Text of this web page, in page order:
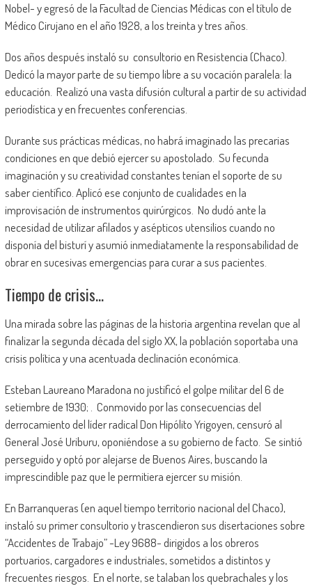
Nobel- y egresó de la Facultad de Ciencias Médicas con el título de
Médico Cirujano en el año 1928, a los treinta y tres años.
Dos años después instaló su consultorio en Resistencia (Chaco).
Dedicó la mayor parte de su tiempo libre a su vocación paralela: la
educación. Realizó una vasta difusión cultural a partir de su actividad
periodística y en frecuentes conferencias.
Durante sus prácticas médicas, no habrá imaginado las precarias
condiciones en que debió ejercer su apostolado. Su fecunda
imaginación y su creatividad constantes tenían el soporte de su
saber científico. Aplicó ese conjunto de cualidades en la
improvisación de instrumentos quirúrgicos. No dudó ante la
necesidad de utilizar afilados y asépticos utensilios cuando no
disponía del bisturí y asumió inmediatamente la responsabilidad de
obrar en sucesivas emergencias para curar a sus pacientes.
Tiempo de crisis…
Una mirada sobre las páginas de la historia argentina revelan que al
finalizar la segunda década del siglo XX, la población soportaba una
crisis política y una acentuada declinación económica.
Esteban Laureano Maradona no justificó el golpe militar del 6 de
setiembre de 1930; . Conmovido por las consecuencias del
derrocamiento del líder radical Don Hipólito Yrigoyen, censuró al
General José Uriburu, oponiéndose a su gobierno de facto. Se sintió
perseguido y optó por alejarse de Buenos Aires, buscando la
imprescindible paz que le permitiera ejercer su misión.
En Barranqueras (en aquel tiempo territorio nacional del Chaco),
instaló su primer consultorio y trascendieron sus disertaciones sobre
“Accidentes de Trabajo” -Ley 9688- dirigidos a los obreros
portuarios, cargadores e industriales, sometidos a distintos y
frecuentes riesgos. En el norte, se talaban los quebrachales y los